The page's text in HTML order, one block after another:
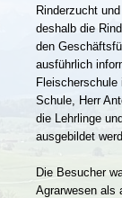
Rinderzucht
deshalb die
den
ausführlich
Schule, Herr
die Lehrlinge
ausgebildet
Die Besucher
Agrarwesen als